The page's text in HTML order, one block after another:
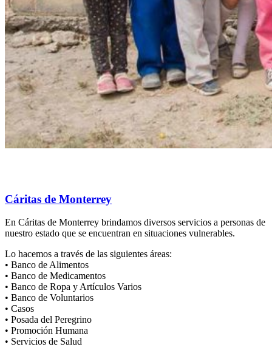
Cáritas de Monterrey
En Cáritas de Monterrey brindamos diversos servicios a personas de
nuestro estado que se encuentran en situaciones vulnerables.
Lo hacemos a través de las siguientes áreas:
• Banco de Alimentos
• Banco de Medicamentos
• Banco de Ropa y Artículos Varios
• Banco de Voluntarios
• Casos
• Posada del Peregrino
• Promoción Humana
• Servicios de Salud